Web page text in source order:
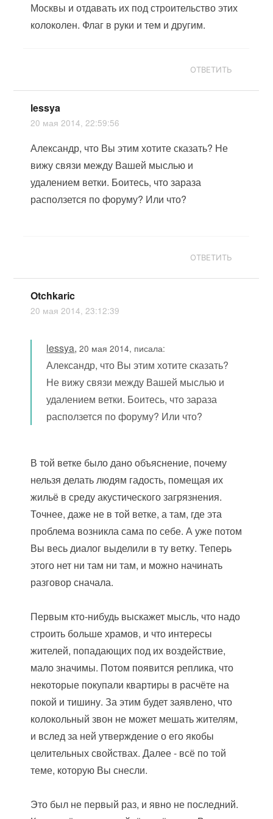
Москвы и отдавать их под строительство этих
колоколен. Флаг в руки и тем и другим.
ОТВЕТИТЬ
lessya
20 мая 2014, 22:59:56
Александр, что Вы этим хотите сказать? Не
вижу связи между Вашей мыслью и
удалением ветки. Боитесь, что зараза
расползется по форуму? Или что?
ОТВЕТИТЬ
Otchkaric
20 мая 2014, 23:12:39
lessya,20 мая 2014, писала:
Александр, что Вы этим хотите сказать?
Не вижу связи между Вашей мыслью и
удалением ветки. Боитесь, что зараза
расползется по форуму? Или что?
В той ветке было дано объяснение, почему
нельзя делать людям гадость, помещая их
жильё в среду акустического загрязнения.
Точнее, даже не в той ветке, а там, где эта
проблема возникла сама по себе. А уже потом
Вы весь диалог выделили в ту ветку. Теперь
этого нет ни там ни там, и можно начинать
разговор сначала.
Первым кто-нибудь выскажет мысль, что надо
строить больше храмов, и что интересы
жителей, попадающих под их воздействие,
мало значимы. Потом появится реплика, что
некоторые покупали квартиры в расчёте на
покой и тишину. За этим будет заявлено, что
колокольный звон не может мешать жителям,
и вслед за ней утверждение о его якобы
целительных свойствах. Далее - всё по той
теме, которую Вы снесли.
Это был не первый раз, и явно не последний.